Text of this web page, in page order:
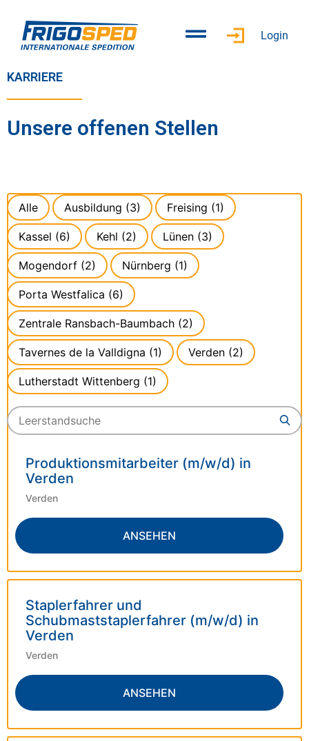
Login
KARRIERE
Unsere offenen Stellen
Alle Ausbildung (3) Freising (1)
Kassel (6) Kehl (2) Lünen (3)
Mogendorf (2) Nürnberg (1)
Porta Westfalica (6)
Zentrale Ransbach-Baumbach (2)
Tavernes de la Valldigna (1) Verden (2)
Lutherstadt Wittenberg (1)
Search
for
jobs
Produktionsmitarbeiter (m/w/d) in
Verden
Verden
ANSEHEN
Staplerfahrer und
Schubmaststaplerfahrer (m/w/d) in
Verden
Verden
ANSEHEN